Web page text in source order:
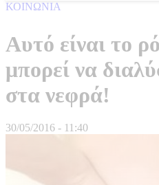
ΚΟΙΝΩΝΙΑ
Αυτό είναι το
μπορεί να
στα νεφρά!
30/05/2016 - 11:40